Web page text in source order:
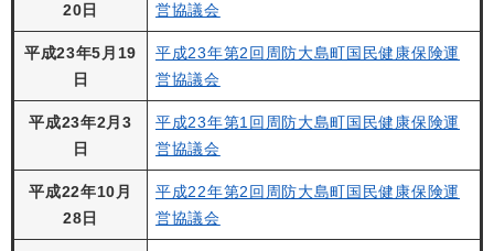
20日
営協議会
平成23年5月19
日
平成23年第2回周防大島町国民健康保険運
営協議会
平成23年2月3
日
平成23年第1回周防大島町国民健康保険運
営協議会
平成22年10月
28日
平成22年第2回周防大島町国民健康保険運
営協議会